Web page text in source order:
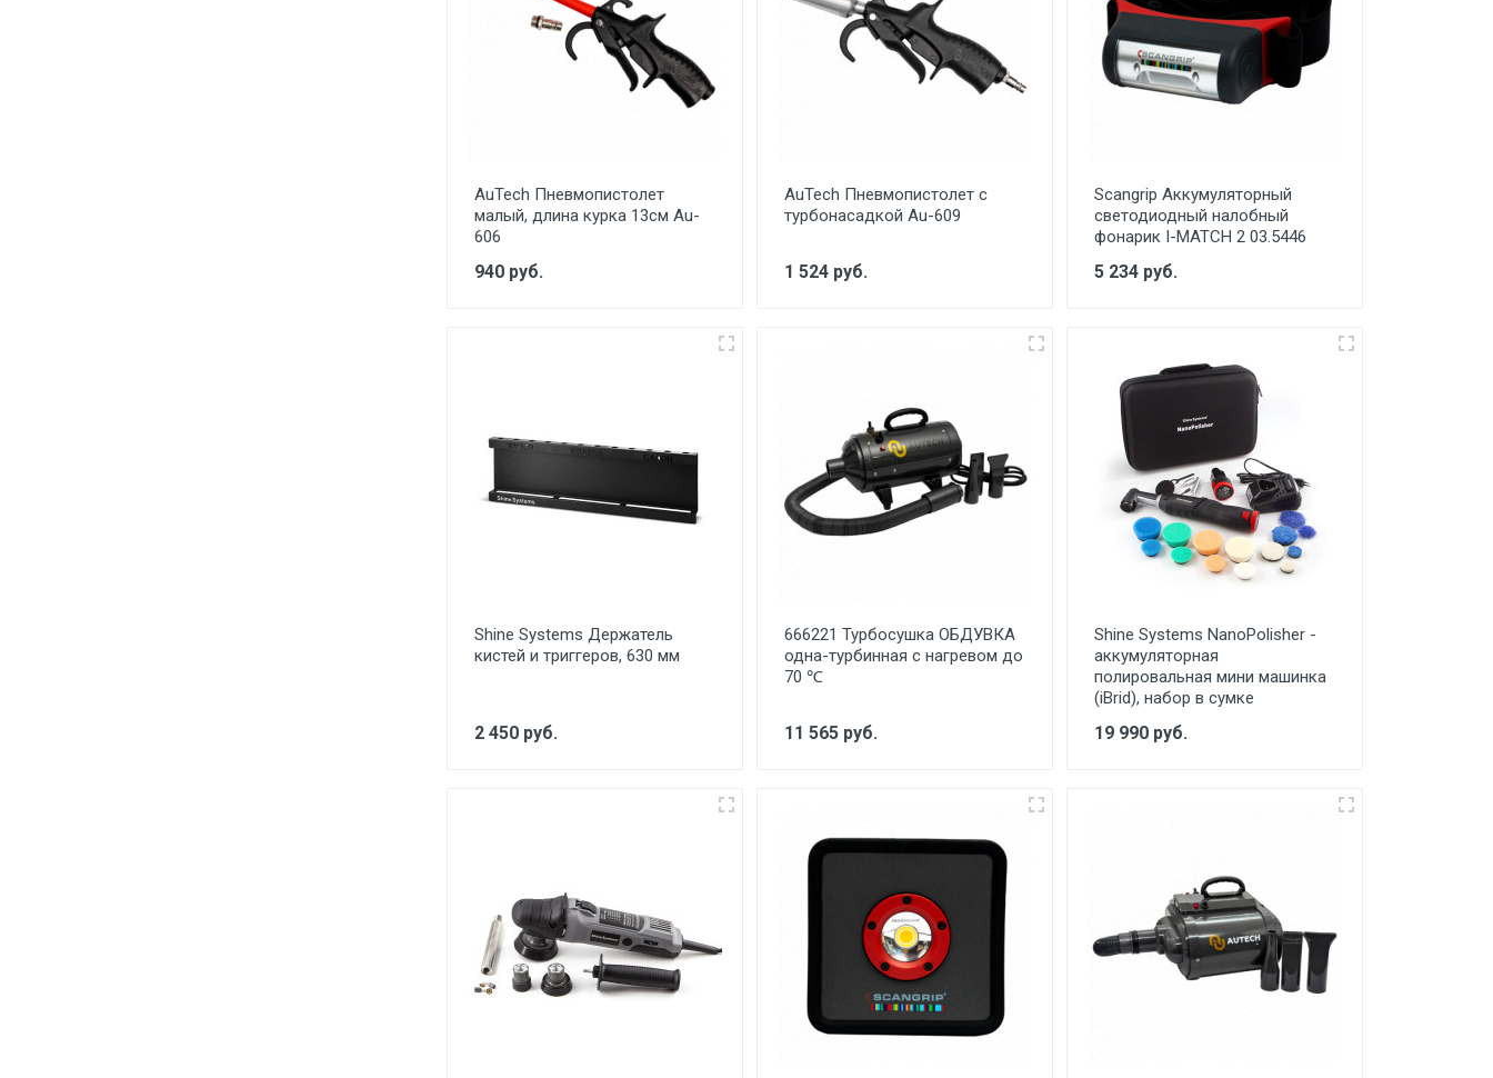
AuTech Пневмопистолет
малый, длина курка 13см Au-
606
940 руб.
AuTech Пневмопистолет с
турбонасадкой Au-609
1 524 руб.
Scangrip Аккумуляторный
светодиодный налобный
фонарик I-MATCH 2 03.5446
5 234 руб.
Shine Systems Держатель
кистей и триггеров, 630 мм
2 450 руб.
666221 Турбосушка ОБДУВКА
одна-турбинная с нагревом до
70 ℃
11 565 руб.
Shine Systems NanoPolisher -
аккумуляторная
полировальная мини машинка
(iBrid), набор в сумке
19 990 руб.